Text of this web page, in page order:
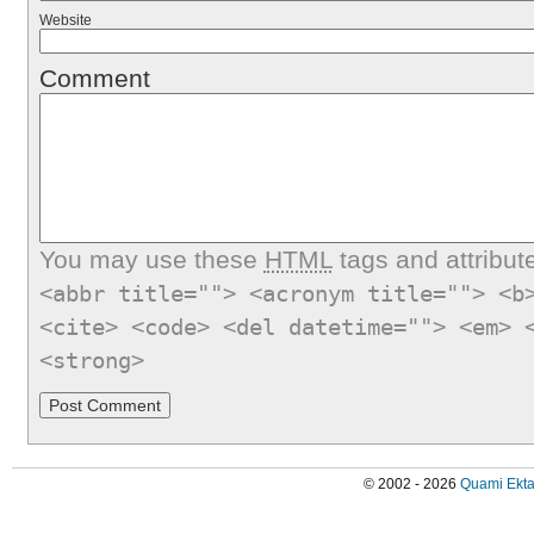
Website
Comment
You may use these HTMLtags and
<abbr title=""> <acronym title="">
<cite> <code> <del datetime="">
<strong>
© 2002 - 2026 Quami